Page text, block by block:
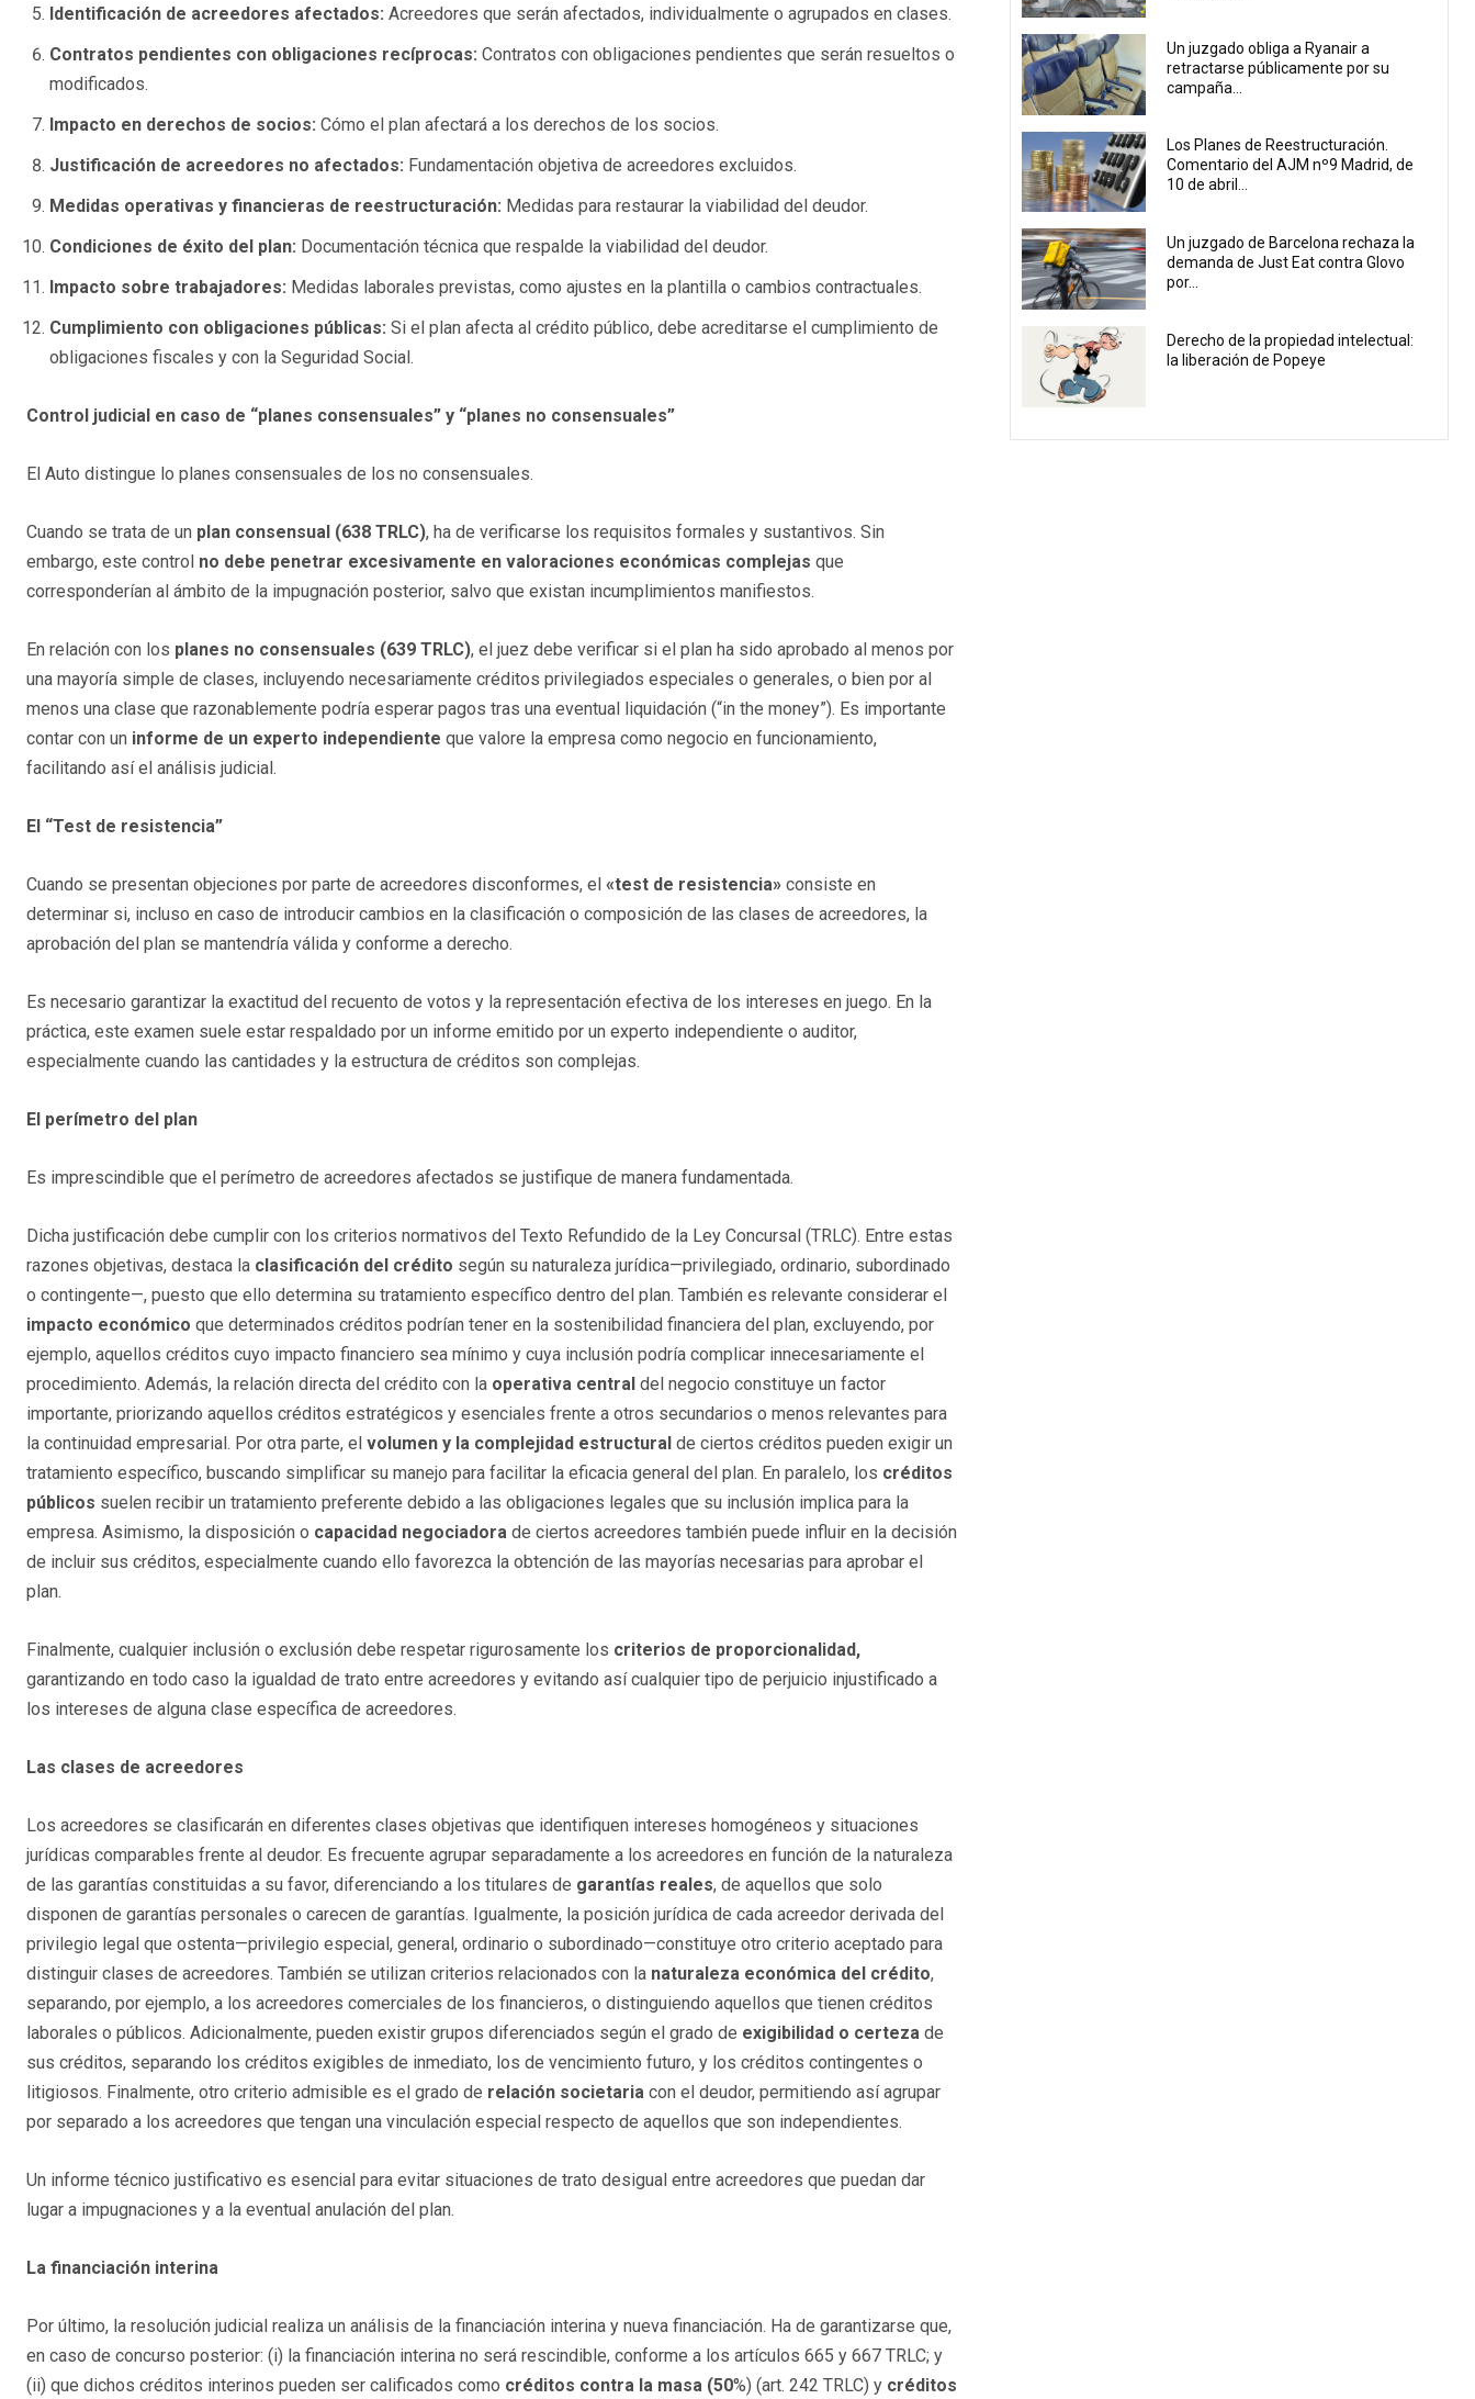
Identificación de acreedores afectados: Acreedores que serán afectados, individualmente o agrupados en clases.
Contratos pendientes con obligaciones recíprocas: Contratos con obligaciones pendientes que serán resueltos o
modificados.
Impacto en derechos de socios: Cómo el plan afectará a los derechos de los socios.
Justificación de acreedores no afectados: Fundamentación objetiva de acreedores excluidos.
Medidas operativas y financieras de reestructuración: Medidas para restaurar la viabilidad del deudor.
Condiciones de éxito del plan: Documentación técnica que respalde la viabilidad del deudor.
Impacto sobre trabajadores: Medidas laborales previstas, como ajustes en la plantilla o cambios contractuales.
Cumplimiento con obligaciones públicas: Si el plan afecta al crédito público, debe acreditarse el cumplimiento de
obligaciones fiscales y con la Seguridad Social.
Control judicial en caso de “planes consensuales” y “planes no consensuales”
El Auto distingue lo planes consensuales de los no consensuales.
Cuando se trata de un plan consensual (638 TRLC), ha de verificarse los requisitos formales y sustantivos. Sin
embargo, este control no debe penetrar excesivamente en valoraciones económicas complejas que
corresponderían al ámbito de la impugnación posterior, salvo que existan incumplimientos manifiestos.
En relación con los planes no consensuales (639 TRLC), el juez debe verificar si el plan ha sido aprobado al menos por
una mayoría simple de clases, incluyendo necesariamente créditos privilegiados especiales o generales, o bien por al
menos una clase que razonablemente podría esperar pagos tras una eventual liquidación (“in the money”). Es importante
contar con un informe de un experto independiente que valore la empresa como negocio en funcionamiento,
facilitando así el análisis judicial.
El “Test de resistencia”
Cuando se presentan objeciones por parte de acreedores disconformes, el «test de resistencia» consiste en
determinar si, incluso en caso de introducir cambios en la clasificación o composición de las clases de acreedores, la
aprobación del plan se mantendría válida y conforme a derecho.
Es necesario garantizar la exactitud del recuento de votos y la representación efectiva de los intereses en juego. En la
práctica, este examen suele estar respaldado por un informe emitido por un experto independiente o auditor,
especialmente cuando las cantidades y la estructura de créditos son complejas.
El perímetro del plan
Es imprescindible que el perímetro de acreedores afectados se justifique de manera fundamentada.
Dicha justificación debe cumplir con los criterios normativos del Texto Refundido de la Ley Concursal (TRLC). Entre estas
razones objetivas, destaca la clasificación del crédito según su naturaleza jurídica—privilegiado, ordinario, subordinado
o contingente—, puesto que ello determina su tratamiento específico dentro del plan. También es relevante considerar el
impacto económico que determinados créditos podrían tener en la sostenibilidad financiera del plan, excluyendo, por
ejemplo, aquellos créditos cuyo impacto financiero sea mínimo y cuya inclusión podría complicar innecesariamente el
procedimiento. Además, la relación directa del crédito con la operativa central del negocio constituye un factor
importante, priorizando aquellos créditos estratégicos y esenciales frente a otros secundarios o menos relevantes para
la continuidad empresarial. Por otra parte, el volumen y la complejidad estructural de ciertos créditos pueden exigir un
tratamiento específico, buscando simplificar su manejo para facilitar la eficacia general del plan. En paralelo, los créditos
públicos suelen recibir un tratamiento preferente debido a las obligaciones legales que su inclusión implica para la
empresa. Asimismo, la disposición o capacidad negociadora de ciertos acreedores también puede influir en la decisión
de incluir sus créditos, especialmente cuando ello favorezca la obtención de las mayorías necesarias para aprobar el
plan.
Finalmente, cualquier inclusión o exclusión debe respetar rigurosamente los criterios de proporcionalidad,
garantizando en todo caso la igualdad de trato entre acreedores y evitando así cualquier tipo de perjuicio injustificado a
los intereses de alguna clase específica de acreedores.
Las clases de acreedores
Los acreedores se clasificarán en diferentes clases objetivas que identifiquen intereses homogéneos y situaciones
jurídicas comparables frente al deudor. Es frecuente agrupar separadamente a los acreedores en función de la naturaleza
de las garantías constituidas a su favor, diferenciando a los titulares de garantías reales, de aquellos que solo
disponen de garantías personales o carecen de garantías. Igualmente, la posición jurídica de cada acreedor derivada del
privilegio legal que ostenta—privilegio especial, general, ordinario o subordinado—constituye otro criterio aceptado para
distinguir clases de acreedores. También se utilizan criterios relacionados con la naturaleza económica del crédito,
separando, por ejemplo, a los acreedores comerciales de los financieros, o distinguiendo aquellos que tienen créditos
laborales o públicos. Adicionalmente, pueden existir grupos diferenciados según el grado de exigibilidad o certeza de
sus créditos, separando los créditos exigibles de inmediato, los de vencimiento futuro, y los créditos contingentes o
litigiosos. Finalmente, otro criterio admisible es el grado de relación societaria con el deudor, permitiendo así agrupar
por separado a los acreedores que tengan una vinculación especial respecto de aquellos que son independientes.
Un informe técnico justificativo es esencial para evitar situaciones de trato desigual entre acreedores que puedan dar
lugar a impugnaciones y a la eventual anulación del plan.
La financiación interina
Por último, la resolución judicial realiza un análisis de la financiación interina y nueva financiación. Ha de garantizarse que,
en caso de concurso posterior: (i) la financiación interina no será rescindible, conforme a los artículos 665 y 667 TRLC; y
(ii) que dichos créditos interinos pueden ser calificados como créditos contra la masa (50%) (art. 242 TRLC) y créditos
Un juzgado obliga a Ryanair a
retractarse públicamente por su
campaña...
Los Planes de Reestructuración.
Comentario del AJM nº9 Madrid, de
10 de abril...
Un juzgado de Barcelona rechaza la
demanda de Just Eat contra Glovo
por...
Derecho de la propiedad intelectual:
la liberación de Popeye